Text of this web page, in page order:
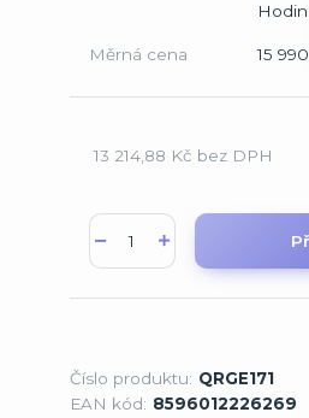
Měrná cena 15
13 214,88 Kč bez DPH
Číslo produktu: QRGE171
EAN kód: 8596012226269